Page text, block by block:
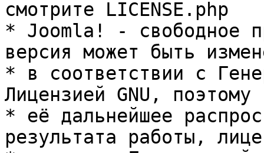
смотрите LICENSE.php
* Joomla! - свободное
версия может быть
* в соответствии с
Лицензией GNU, поэтому
* её дальнейшее
результата работы,